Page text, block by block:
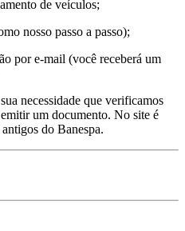
de veículos;
nosso passo a passo);
por e-mail (você receberá um
necessidade que verificamos
um documento. No site é
do Banespa.